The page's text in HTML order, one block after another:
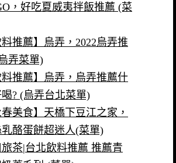
，好吃夏威夷拌飯推薦 (菜
料推薦】烏弄，2022烏弄推
弄菜單)
料推薦】烏弄，烏弄推薦什
? (烏弄台北菜單)
春美食】天橋下豆江之家，
酪蛋餅超迷人(菜單)
茶|台北飲料推薦 推薦青